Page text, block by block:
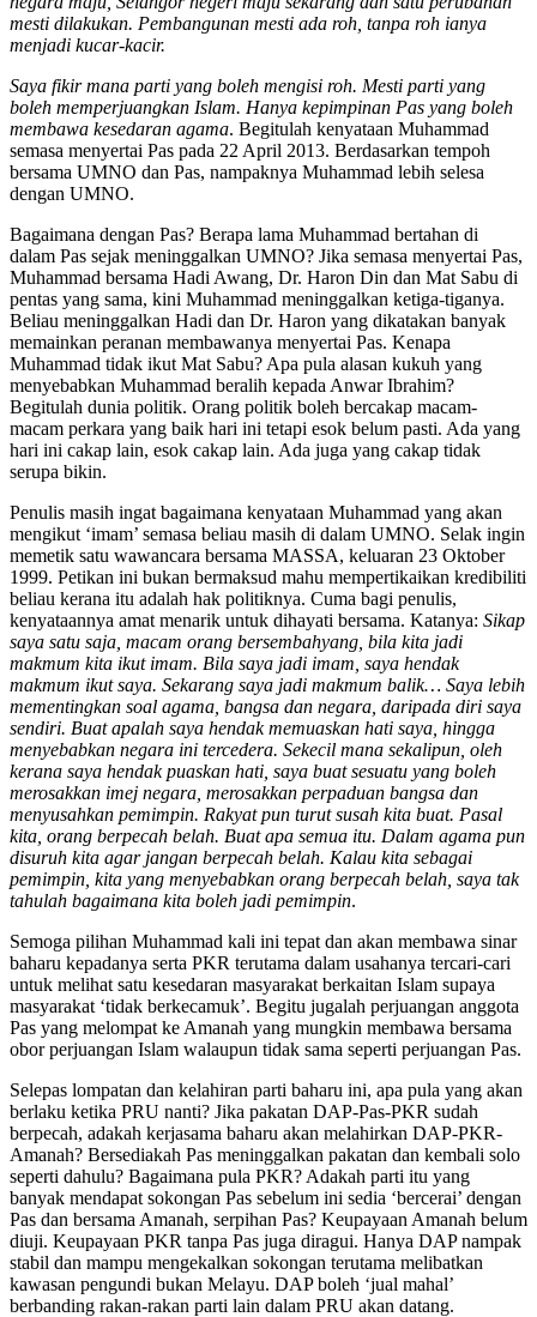
mesti dilakukan. Pembangunan mesti ada roh, tanpa roh ianya
menjadi kucar-kacir.
Saya fikir mana parti yang boleh mengisi roh. Mesti parti yang
boleh memperjuangkan Islam. Hanya kepimpinan Pas yang boleh
membawa kesedaran agama. Begitulah kenyataan Muhammad
semasa me­nyertai Pas pada 22 April 2013. Berdasarkan tempoh
bersama UMNO dan Pas, nampaknya Muhammad lebih selesa
dengan UMNO.
Bagaimana dengan Pas? Berapa lama Muhammad bertahan di
dalam Pas sejak meninggalkan UMNO? Jika semasa menyertai Pas,
Muhammad bersama Hadi Awang, Dr. Haron Din dan Mat Sabu di
pentas yang sama, kini Muhammad meninggalkan ketiga-tiganya.
Beliau meninggalkan Hadi dan Dr. Haron yang dikatakan banyak
memainkan peranan membawanya menyertai Pas. Kenapa
Muhammad tidak ikut Mat Sabu? Apa pula alasan kukuh yang
menyebabkan Muhammad beralih kepada Anwar Ibrahim?
Begitulah dunia politik. Orang politik boleh bercakap macam-
macam perkara yang baik hari ini tetapi esok belum pasti. Ada yang
hari ini cakap lain, esok cakap lain. Ada juga yang cakap tidak
serupa bikin.
Penulis masih ingat bagaimana kenyataan Muhammad yang akan
mengikut ‘imam’ semasa beliau masih di dalam UMNO. Selak ingin
memetik satu wawancara bersama MASSA, keluaran 23 Oktober
1999. Petikan ini bukan bermaksud mahu mempertikaikan kredibiliti
beliau kerana itu adalah hak politiknya. Cuma bagi penulis,
kenyataannya amat menarik untuk dihayati bersama. Katanya: Sikap
saya satu saja, macam orang bersembahyang, bila kita jadi
makmum kita ikut imam. Bila saya jadi imam, saya hendak
makmum ikut saya. Sekarang saya jadi makmum balik… Saya lebih
mementingkan soal agama, bangsa dan negara, daripada diri saya
sendiri. Buat apalah saya hendak memuaskan hati saya, hingga
menyebabkan negara ini tercedera. Sekecil mana sekalipun, oleh
kerana saya hendak puaskan hati, saya buat sesuatu yang boleh
merosakkan imej negara, merosakkan perpaduan bangsa dan
menyusahkan pemimpin. Rakyat pun turut susah kita buat. Pasal
kita, orang berpecah belah. Buat apa semua itu. Dalam agama pun
disuruh kita agar jangan berpecah belah. Kalau kita sebagai
pemimpin, kita yang menyebabkan orang berpecah belah, saya tak
tahulah bagaimana kita boleh jadi pemimpin.
Semoga pilihan Muhammad kali ini tepat dan akan membawa sinar
baharu kepadanya serta PKR terutama dalam usahanya tercari-cari
untuk melihat satu kesedaran masyarakat berkaitan Islam supaya
masyarakat ‘tidak berkecamuk’. Begitu jugalah perjuangan anggota
Pas yang melompat ke Amanah yang mungkin membawa bersama
obor perjuangan Islam walaupun tidak sama seperti perjuangan Pas.
Selepas lompatan dan kelahiran parti baharu ini, apa pula yang akan
berlaku ketika PRU nanti? Jika pakatan DAP-Pas-PKR sudah
berpe­cah, adakah kerjasama baharu akan melahirkan DAP-PKR-
Amanah? Bersediakah Pas meninggalkan pakatan dan kembali solo
seperti dahulu? Bagaimana pula PKR? Adakah parti itu yang
banyak mendapat sokongan Pas sebelum ini sedia ‘bercerai’ dengan
Pas dan bersama Amanah, serpihan Pas? Keupayaan Amanah belum
diuji. Keupayaan PKR tanpa Pas juga diragui. Hanya DAP nampak
stabil dan mampu mengekalkan sokongan terutama melibatkan
kawasan pengundi bukan Melayu. DAP boleh ‘jual mahal’
berbanding rakan-rakan parti lain dalam PRU akan datang.